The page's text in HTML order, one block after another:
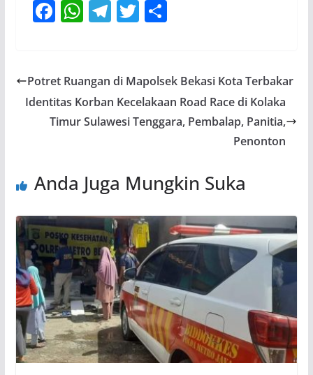
F
b
o
o
W
s
A
p
T
gr
a
m
T
er
S
e
Potret Ruangan di Mapolsek Bekasi Kota Terbakar
Identitas Korban Kecelakaan Road Race di Kolaka
Timur Sulawesi Tenggara, Pembalap, Panitia,
Penonton
Anda Juga Mungkin Suka